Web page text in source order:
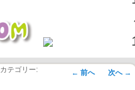
画像ナビゲ
← 前へ 次へ →
カテゴリー: